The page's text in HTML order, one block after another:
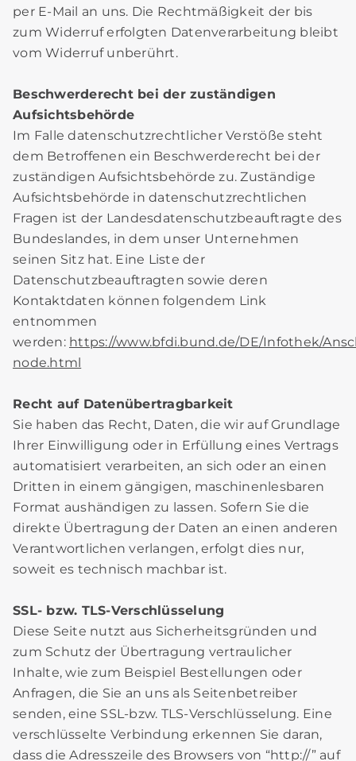
per E-Mail an uns. Die Rechtmäßigkeit der bis
zum Widerruf erfolgten Datenverarbeitung bleibt
vom Widerruf unberührt.
Beschwerderecht bei der zuständigen
Aufsichtsbehörde
Im Falle datenschutzrechtlicher Verstöße steht
dem Betroffenen ein Beschwerderecht bei der
zuständigen Aufsichtsbehörde zu. Zuständige
Aufsichtsbehörde in datenschutzrechtlichen
Fragen ist der Landesdatenschutzbeauftragte des
Bundeslandes, in dem unser Unternehmen
seinen Sitz hat. Eine Liste der
Datenschutzbeauftragten sowie deren
Kontaktdaten können folgendem Link
entnommen
werden: https://www.bfdi.bund.de/DE/Infothek/
node.html
Recht auf Datenübertragbarkeit
Sie haben das Recht, Daten, die wir auf Grundlage
Ihrer Einwilligung oder in Erfüllung eines Vertrags
automatisiert verarbeiten, an sich oder an einen
Dritten in einem gängigen, maschinenlesbaren
Format aushändigen zu lassen. Sofern Sie die
direkte Übertragung der Daten an einen anderen
Verantwortlichen verlangen, erfolgt dies nur,
soweit es technisch machbar ist.
SSL- bzw. TLS-Verschlüsselung
Diese Seite nutzt aus Sicherheitsgründen und
zum Schutz der Übertragung vertraulicher
Inhalte, wie zum Beispiel Bestellungen oder
Anfragen, die Sie an uns als Seitenbetreiber
senden, eine SSL-bzw. TLS-Verschlüsselung. Eine
verschlüsselte Verbindung erkennen Sie daran,
dass die Adresszeile des Browsers von “http://” auf